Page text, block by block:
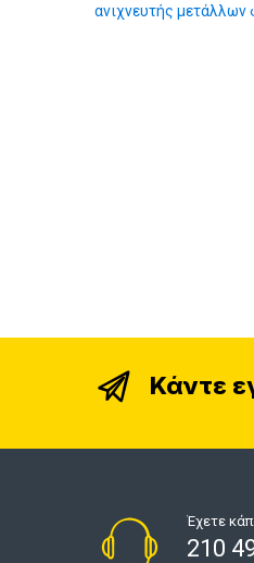
ανιχνευτής μετάλλων
Κάντε
Έχετε
210